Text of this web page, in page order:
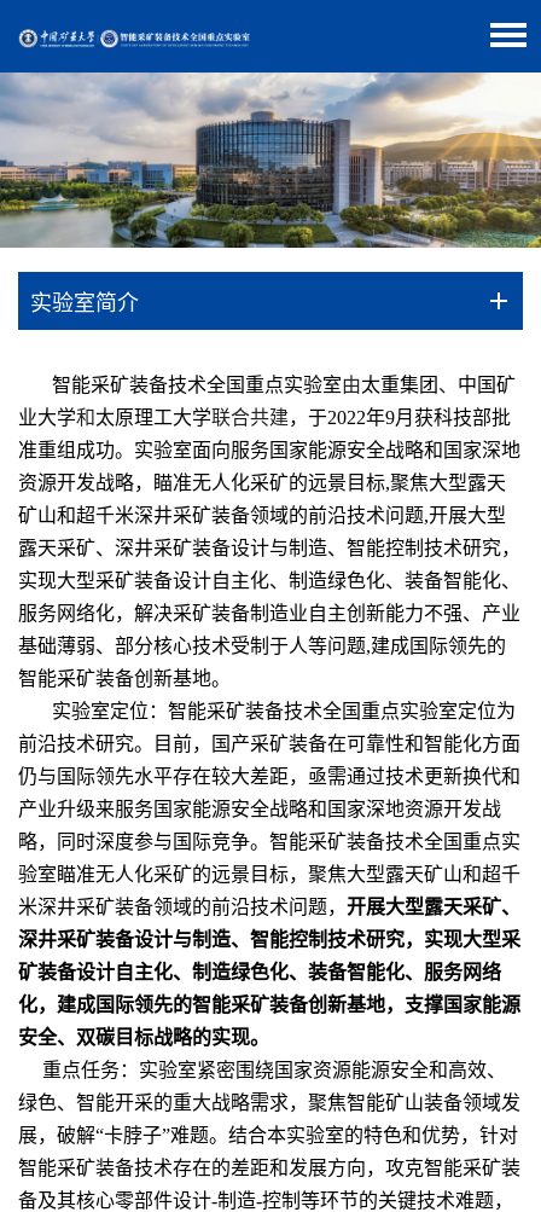
实验室简介
智能采矿装备技术全国重点实验室由太重集团 、 中国矿
业大学和太原理工大学联合共建，于2022年9月获科技部批
准重组成功。实验室面向服务国家能源安全战略和国家深地
资源开发战略，瞄准无人化采矿的远景目标,聚焦大型露天
矿山和超千米深井采矿装备领域的前沿技术问题,开展大型
露天采矿、深井采矿装备设计与制造、智能控制技术研究，
实现大型采矿装备设计自主化、制造绿色化、装备智能化、
服务网络化，解决采矿装备制造业自主创新能力不强、产业
基础薄弱、部分核心技术受制于人等问题,建成国际领先的
智能采矿装备创新基地。
实验室定位： 智能采矿装备技术全国重点实验室定位为
前沿技术研究。目前，国产采矿装备在可靠性和智能化方面
仍与国际领先水平存在较大差距，亟需通过技术更新换代和
产业升级来服务国家能源安全战略和国家深地资源开发战
略，同时深度参与国际竞争。智能采矿装备技术全国重点实
验室瞄准无人化采矿的远景目标，聚焦大型露天矿山和超千
米深井采矿装备领域的前沿技术问题， 开展大型露天采矿、
深井采矿装备设计与制造、智能控制技术研究，实现大型采
矿装备设计自主化、制造绿色化、装备智能化、服务网络
化，建成国际领先的智能采矿装备创新基地，支撑国家能源
安全、双碳目标战略的实现。
重点任务： 实验室紧密围绕国家资源能源安全和高效、
绿色、智能开采的重大战略需求，聚焦智能矿山装备领域发
展，破解“卡脖子”难题。结合本实验室的特色和优势，针对
智能采矿装备技术存在的差距和发展方向，攻克智能采矿装
备及其核心零部件设计-制造-控制等环节的关键技术难题，